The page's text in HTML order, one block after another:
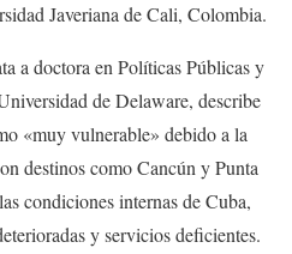
Javeriana de Cali, Colombia.
a doctora en Políticas Públicas y
de Delaware, describe
«muy vulnerable» debido a la
destinos como Cancún y Punta
condiciones internas de Cuba,
y servicios deficientes.